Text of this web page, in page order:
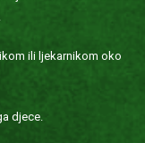
ili ljekarnikom oko
djece.